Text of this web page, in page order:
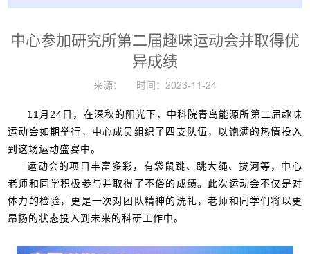
中心参加研究所第二届趣味运动会并取得优
异成绩
来源： 时间：2023-11-24
11月24日，在深秋的阳光下，中科院青岛能源所第二届趣味
运动会如期举行，中心成员组织了四支队伍，以饱满的热情投入
到这场运动盛宴中。
运动会的项目丰富多彩，有袋鼠跳、跳大绳、拔河等，中心
老师和同学积极参与并取得了不俗的成绩。此次运动会不仅是对
体力的检验，更是一次对团队精神的洗礼，老师和同学们将以更
昂扬的状态投入到未来的科研工作中。